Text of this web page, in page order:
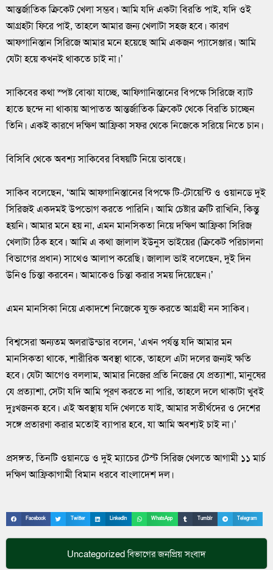
আন্তর্জাতিক ক্রিকেট খেলা সম্ভব। আমি যদি একটা বিরতি পাই, যদি ওই
আগ্রহটা ফিরে পাই, তাহলে আমার জন্য খেলাটা সহজ হবে। কারণ
আফগানিস্তান সিরিজে আমার মনে হয়েছে আমি একজন প্যাসেঞ্জার। আমি
যেটা হয়ে কখনই থাকতে চাই না।’
সাকিবের কথা স্পষ্ট বোঝা যাচ্ছে, আফিগানিস্তানের বিপক্ষে সিরিজে ব্যাট
হাতে ছন্দে না থাকায় আপাতত আন্তর্জাতিক ক্রিকেট থেকে বিরতি চাচ্ছেন
তিনি। একই কারণে দক্ষিণ আফ্রিকা সফর থেকে নিজেকে সরিয়ে নিতে চান।
বিসিবি থেকে অবশ্য সাকিবের বিষয়টি নিয়ে ভাবছে।
সাকিব বলেছেন, ‘আমি আফগানিস্তানের বিপক্ষে টি-টোয়েন্টি ও ওয়ানডে দুই
সিরিজই একদমই উপভোগ করতে পারিনি। আমি চেষ্টার ত্রুটি রাখিনি, কিন্তু
হয়নি। আমার মনে হয় না, এমন মানসিকতা নিয়ে দক্ষিণ আফ্রিকা সিরিজ
খেলাটা ঠিক হবে। আমি এ কথা জালাল ইউনুস ভাইয়ের (ক্রিকেট পরিচালনা
বিভাগের প্রধান) সাথেও আলাপ করেছি। জালাল ভাই বলেছেন, দুই দিন
উনিও চিন্তা করবেন। আমাকেও চিন্তা করার সময় দিয়েছেন।’
এমন মানসিকা নিয়ে একাদশে নিজেকে যুক্ত করতে আগ্রহী নন সাকিব।
বিশ্বসেরা অন্যতম অলরাউন্ডার বলেন, ‘এখন পর্যন্ত যদি আমার মন
মানসিকতা থাকে, শারীরিক অবস্থা থাকে, তাহলে এটা দলের জন্যই ক্ষতি
হবে। যেটা আগেও বললাম, আমার নিজের প্রতি নিজের যে প্রত্যাশা, মানুষের
যে প্রত্যাশা, সেটা যদি আমি পূরণ করতে না পারি, তাহলে দলে থাকাটা খুবই
দুঃখজনক হবে। এই অবস্থায় যদি খেলতে যাই, আমার সতীর্থদের ও দেশের
সঙ্গে প্রতারণা করার মতোই ব্যাপার হবে, যা আমি অবশ্যই চাই না।’
প্রসঙ্গত, তিনটি ওয়ানডে ও দুই ম্যাচের টেস্ট সিরিজ খেলতে আগামী ১১ মার্চ
দক্ষিণ আফ্রিকাগামী বিমান ধরবে বাংলাদেশ দল।
Facebook Twitter LinkedIn WhatsApp Tumblr Telegram
Uncategorizedবিভাগের জনপ্রিয় সংবাদ